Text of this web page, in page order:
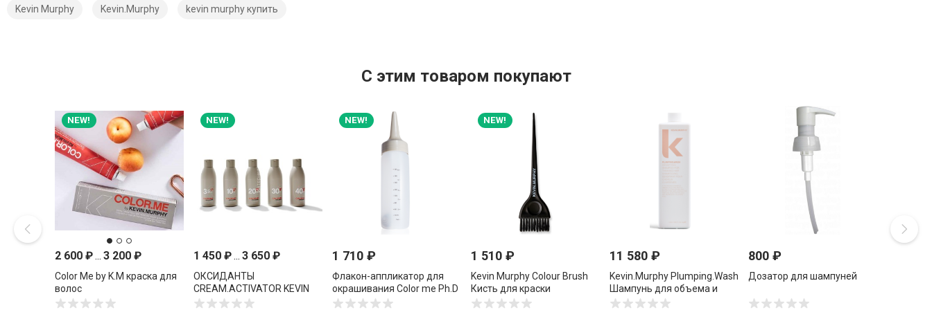
Kevin Murphy Kevin.Murphy kevin murphy купить
C этим товаром покупают
NEW!
2 600 ₽... 3 200 ₽
Color Me by K.M краска для
волос
NEW!
1 450 ₽... 3 650 ₽
ОКСИДАНТЫ
CREAM.ACTIVATOR KEVIN
MURPHY COLOR ME
NEW!
1 710 ₽
Флакон-аппликатор для
окрашивания Color me Ph.D
Applicator.Bottle, используя
NEW!
1 510 ₽
Kevin Murphy Colour Brush
Кисть для краски
11 580 ₽
Kevin.Murphy Plumping.Wash
Шампунь для объема и
уплотнения волос 1000 мл
800 ₽
Дозатор для шампуней